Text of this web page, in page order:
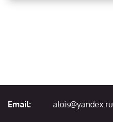
Email: alois@yandex.ru